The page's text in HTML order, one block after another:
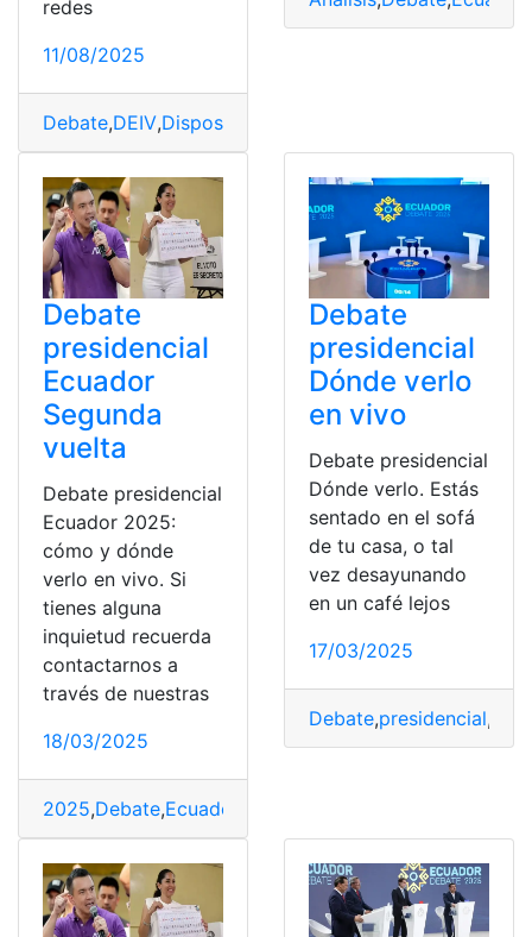
redes
11/08/2025
Debate,DEIV,Dispositivo
Debate
presidencial
Ecuador
Segunda
vuelta
Debate presidencial
Ecuador 2025:
cómo y dónde
verlo en vivo. Si
tienes alguna
inquietud recuerda
contactarnos a
través de nuestras
18/03/2025
2025,Debate,Ecuador
Debate
presidencial
Dónde verlo
en vivo
Debate presidencial
Dónde verlo. Estás
sentado en el sofá
de tu casa, o tal
vez desayunando
en un café lejos
17/03/2025
Debate,presidencial,